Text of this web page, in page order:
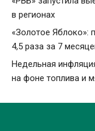
в регионах
«Золотое Яблоко»:
4,5 раза за 7
Недельная
на фоне топлива и